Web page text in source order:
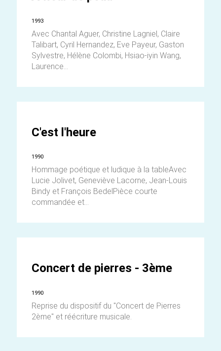
1993
Avec Chantal Aguer, Christine Lagniel, Claire
Talibart, Cyril Hernandez, Eve Payeur, Gaston
Sylvestre, Hélène Colombi, Hsiao-iyin Wang,
Laurence...
C'est l'heure
1990
Hommage poétique et ludique à la tableAvec
Lucie Jolivet, Geneviève Lacorne, Jean-Louis
Bindy et François BedelPièce courte
commandée et...
Concert de pierres - 3ème
1990
Reprise du dispositif du "Concert de Pierres
2ème" et réécriture musicale.